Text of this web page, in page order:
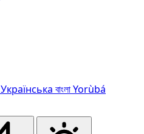
Українська বাংলাYorùbá